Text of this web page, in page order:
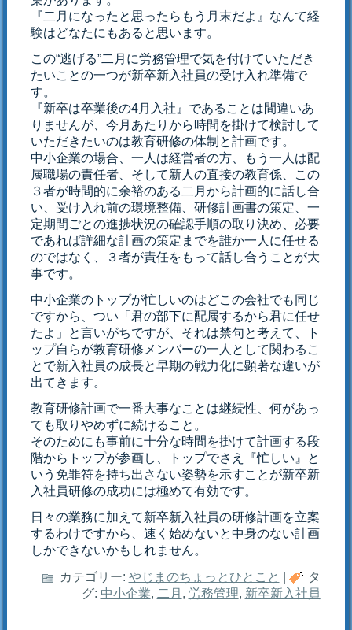
『二月になったと思ったらもう月末だよ』なんて経
験はどなたにもあると思います。
この“逃げる”二月に労務管理で気を付けていただき
たいことの一つが新卒新入社員の受け入れ準備で
す。
『新卒は卒業後の4月入社』であることは間違いあ
りませんが、今月あたりから時間を掛けて検討して
いただきたいのは教育研修の体制と計画です。
中小企業の場合、一人は経営者の方、もう一人は配
属職場の責任者、そして新人の直接の教育係、この
３者が時間的に余裕のある二月から計画的に話し合
い、受け入れ前の環境整備、研修計画書の策定、一
定期間ごとの進捗状況の確認手順の取り決め、必要
であれば詳細な計画の策定までを誰か一人に任せる
のではなく、３者が責任をもって話し合うことが大
事です。
中小企業のトップが忙しいのはどこの会社でも同じ
ですから、つい「君の部下に配属するから君に任せ
たよ」と言いがちですが、それは禁句と考えて、ト
ップ自らが教育研修メンバーの一人として関わるこ
とで新入社員の成長と早期の戦力化に顕著な違いが
出てきます。
教育研修計画で一番大事なことは継続性、何があっ
ても取りやめずに続けること。
そのためにも事前に十分な時間を掛けて計画する段
階からトップが参画し、トップでさえ『忙しい』と
いう免罪符を持ち出さない姿勢を示すことが新卒新
入社員研修の成功には極めて有効です。
日々の業務に加えて新卒新入社員の研修計画を立案
するわけですから、速く始めないと中身のない計画
しかできないかもしれません。
カテゴリー: やじまのちょっとひとこと
タ
グ: 中小企業, 二月 , 労務管理, 新卒新入社員